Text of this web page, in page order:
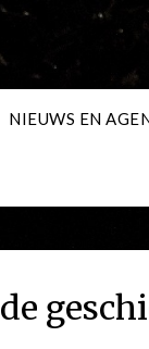
NIEUWS EN